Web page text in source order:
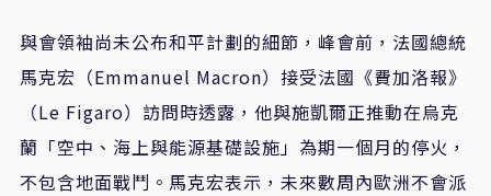
與會領袖尚未公布和平計劃的細節，峰會前，法國總統
馬克宏（Emmanuel Macron）接受法國《費加洛報》
（Le Figaro）訪問時透露，他與施凱爾正推動在烏克
蘭「空中、海上與能源基礎設施」為期一個月的停火，
不包含地面戰鬥。馬克宏表示，未來數周內歐洲不會派